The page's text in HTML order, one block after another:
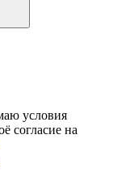
условия
согласие на